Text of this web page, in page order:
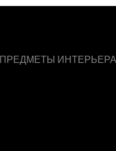
ПРЕДМЕТЫ ИНТЕРЬЕРА